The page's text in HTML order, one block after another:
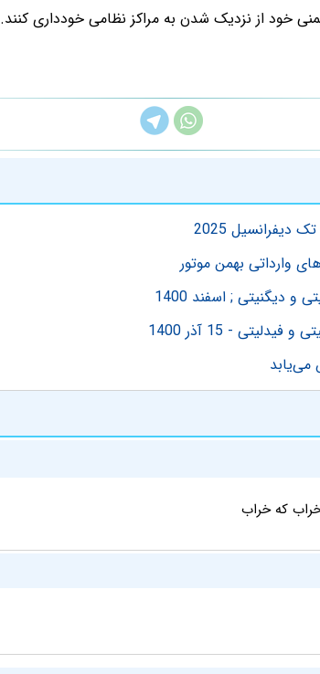
خود از نزدیک شدن به مراکز نظامی خودداری کنند.
وارداتی بهمن موتور
دیگنیتی ; اسفند 1400
- 15 آذر 1400